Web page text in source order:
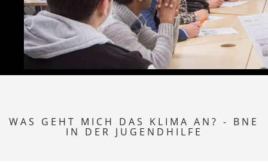
WAS GEHT MICH DAS KLIMA AN? - BNE
IN DER JUGENDHILFE